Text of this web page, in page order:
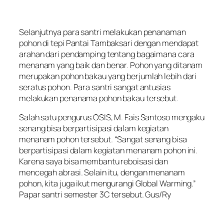
Selanjutnya para santri melakukan penanaman
pohon di tepi Pantai Tambaksari dengan mendapat
arahan dari pendamping tentang bagaimana cara
menanam yang baik dan benar. Pohon yang ditanam
merupakan pohon bakau yang berjumlah lebih dari
seratus pohon. Para santri sangat antusias
melakukan penanama pohon bakau tersebut.
Salah satu pengurus OSIS, M. Fais Santoso mengaku
senang bisa berpartisipasi dalam kegiatan
menanam pohon tersebut. “Sangat senang bisa
berpartisipasi dalam kegiatan menanam pohon ini.
Karena saya bisa membantu reboisasi dan
mencegah abrasi. Selain itu, dengan menanam
pohon, kita juga ikut mengurangi Global Warming.”
Papar santri semester 3C tersebut. Gus/Ry